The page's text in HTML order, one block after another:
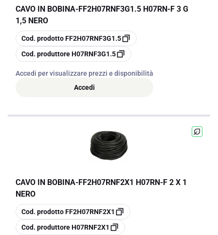
CAVO IN BOBINA-FF2H07RNF3G1.5 H07RN-F 3 G
1,5 NERO
copia
Cod. prodottoFF2H07RNF3G1.5
copia
Cod. produttoreH07RNF3G1.5
Accedi per visualizzare prezzi e disponibilità
Accedi
CAVO IN BOBINA-FF2H07RNF2X1 H07RN-F 2 X 1
NERO
copia
Cod. prodottoFF2H07RNF2X1
copia
Cod. produttoreH07RNF2X1